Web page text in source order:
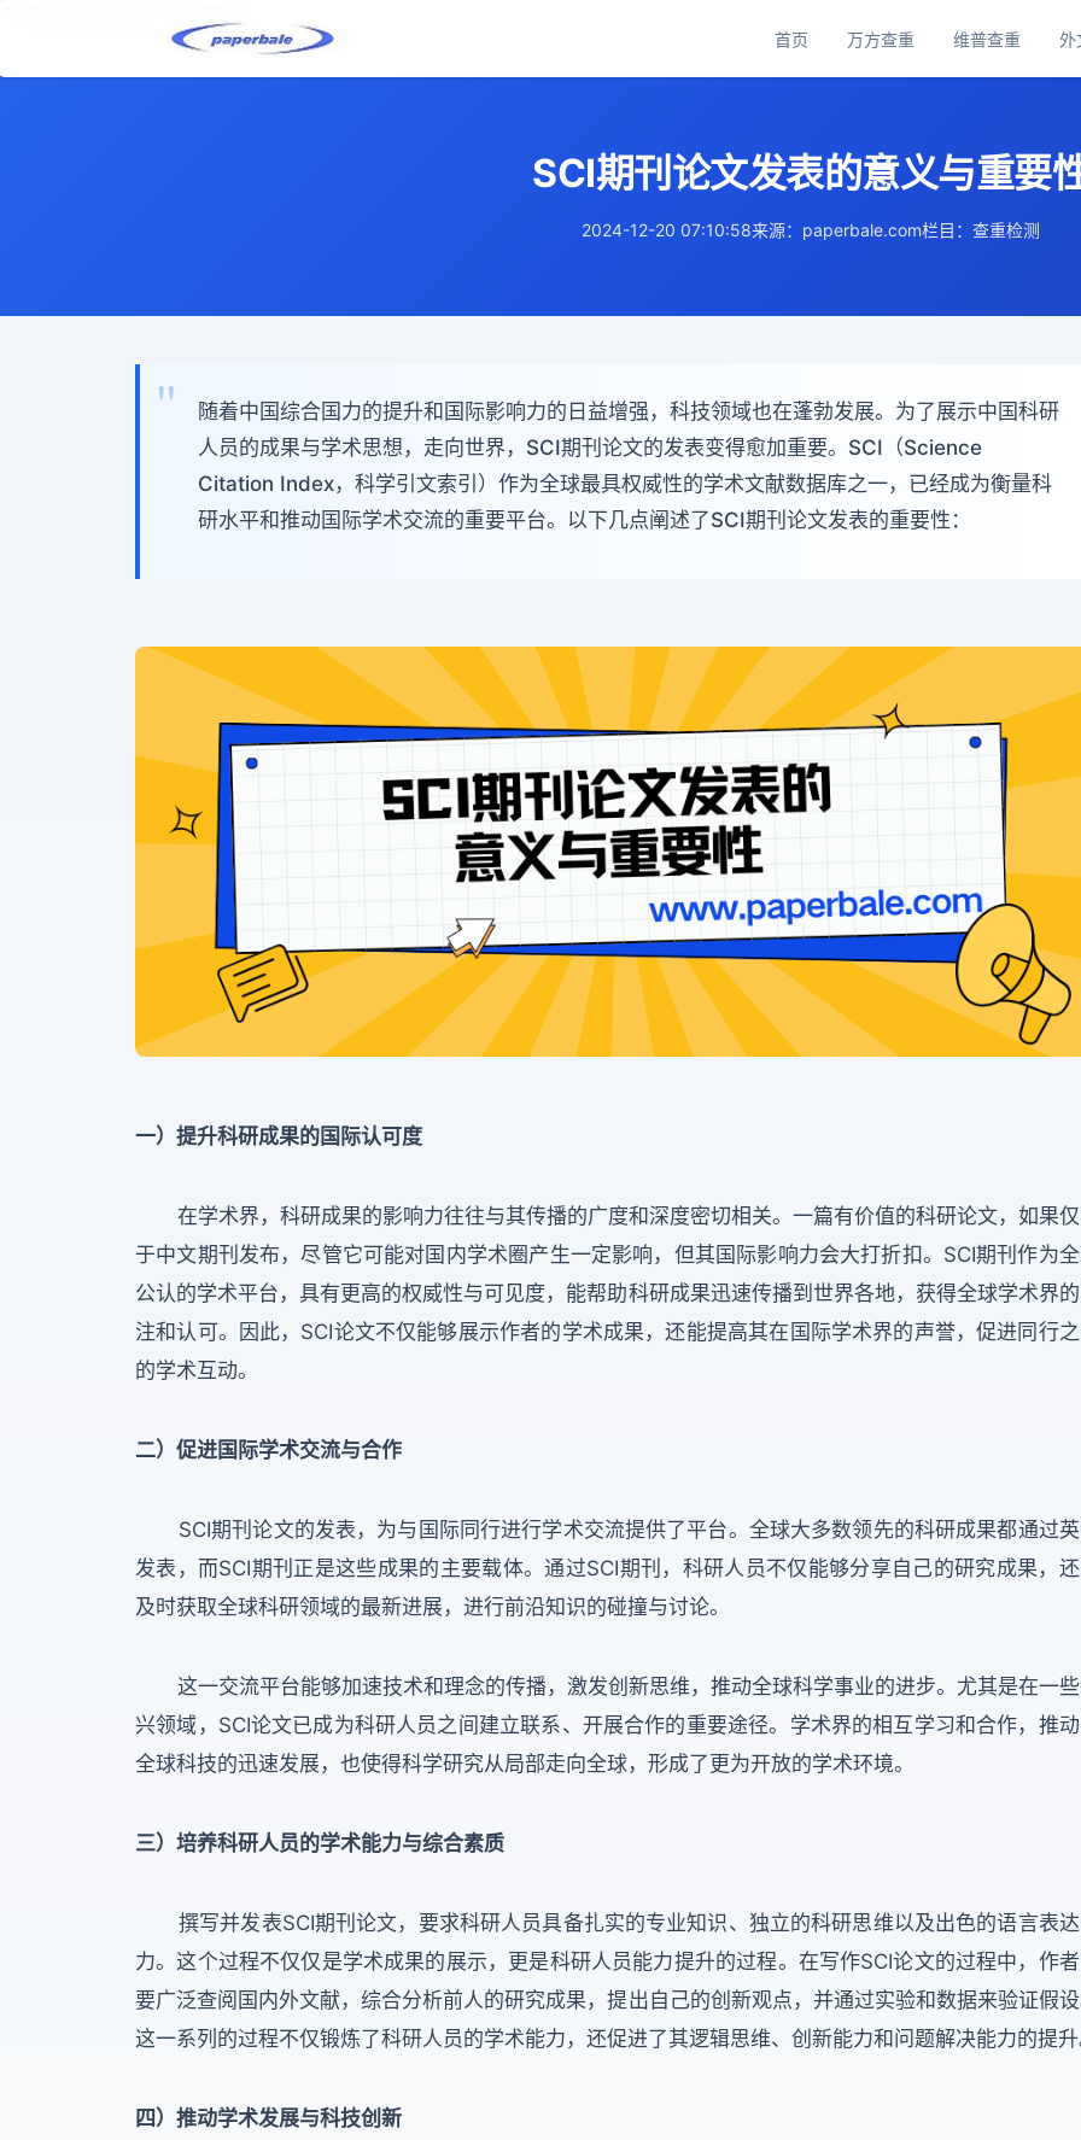
航
首页 万方查重 维普查重 外
SCI期刊论文发表的意义与重要
2024-12-20 07:10:58来源：paperbale.com栏目：查重检测
随着中国综合国力的提升和国际影响力的日益增强，科技领域也在蓬勃发展。为了展示中国科研
人员的成果与学术思想，走向世界，SCI期刊论文的发表变得愈加重要。SCI（Science
Citation Index，科学引文索引）作为全球最具权威性的学术文献数据库之一，已经成为衡量科
研水平和推动国际学术交流的重要平台。以下几点阐述了SCI期刊论文发表的重要性：
一）提升科研成果的国际认可度
在学术界，科研成果的影响力往往与其传播的广度和深度密切相关。一篇有价值的科研论文，如果
于中文期刊发布，尽管它可能对国内学术圈产生一定影响，但其国际影响力会大打折扣。SCI期刊作为
公认的学术平台，具有更高的权威性与可见度，能帮助科研成果迅速传播到世界各地，获得全球学术界
注和认可。因此，SCI论文不仅能够展示作者的学术成果，还能提高其在国际学术界的声誉，促进同行之
的学术互动。
二）促进国际学术交流与合作
SCI期刊论文的发表，为与国际同行进行学术交流提供了平台。全球大多数领先的科研成果都通过
发表，而SCI期刊正是这些成果的主要载体。通过SCI期刊，科研人员不仅能够分享自己的研究成果，
及时获取全球科研领域的最新进展，进行前沿知识的碰撞与讨论。
这一交流平台能够加速技术和理念的传播，激发创新思维，推动全球科学事业的进步。尤其是在一
兴领域，SCI论文已成为科研人员之间建立联系、开展合作的重要途径。学术界的相互学习和合作，推
全球科技的迅速发展，也使得科学研究从局部走向全球，形成了更为开放的学术环境。
三）培养科研人员的学术能力与综合素质
撰写并发表SCI期刊论文，要求科研人员具备扎实的专业知识、独立的科研思维以及出色的语言表
力。这个过程不仅仅是学术成果的展示，更是科研人员能力提升的过程。在写作SCI论文的过程中，作
要广泛查阅国内外文献，综合分析前人的研究成果，提出自己的创新观点，并通过实验和数据来验证假设
这一系列的过程不仅锻炼了科研人员的学术能力，还促进了其逻辑思维、创新能力和问题解决能力的提升
四）推动学术发展与科技创新